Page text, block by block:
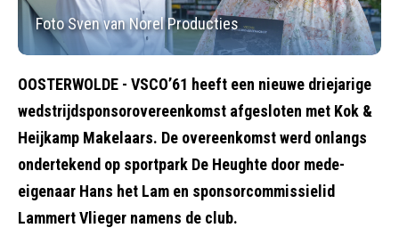
Foto Sven van Norel Producties
OOSTERWOLDE - VSCO’61 heeft een nieuwe driejarige
wedstrijdsponsorovereenkomst afgesloten met Kok &
Heijkamp Makelaars. De overeenkomst werd onlangs
ondertekend op sportpark De Heughte door mede-
eigenaar Hans het Lam en sponsorcommissielid
Lammert Vlieger namens de club.